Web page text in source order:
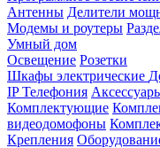
Антенны Делители
Модемы и роутеры
Умный дом
Освещение Розетки
Шкафы электрические
IP Телефония
Комплектующие
видеодомофоны
Крепления